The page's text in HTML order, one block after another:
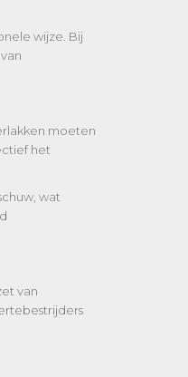
wijze. Bij
moeten
het
wat
van